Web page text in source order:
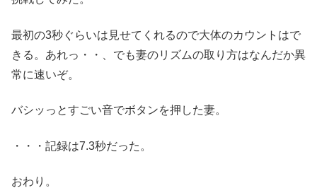
最初の3秒ぐらいは見せてくれるので大体のカウントはで
きる。あれっ・・、でも妻のリズムの取り方はなんだか異
常に速いぞ。
バシッっとすごい音でボタンを押した妻。
・・・記録は7.3秒だった。
おわり。